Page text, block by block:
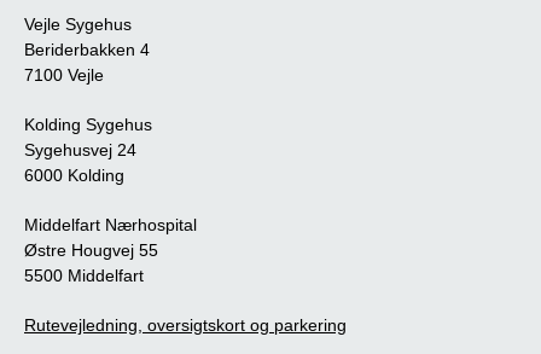
Vejle Sygehus
Beriderbakken 4
7100 Vejle
Kolding Sygehus
Sygehusvej 24
6000 Kolding
Middelfart Nærhospital
Østre Hougvej 55
5500 Middelfart
Rutevejledning, oversigtskort og parkering